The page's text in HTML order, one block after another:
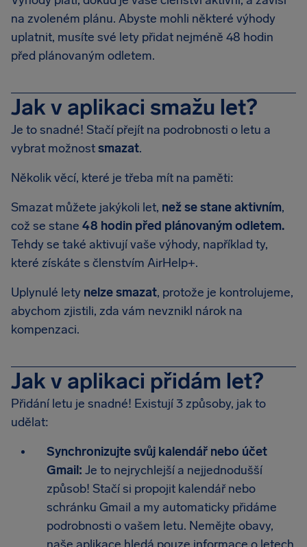
na zvoleném plánu. Abyste mohli některé výhody
uplatnit, musíte své lety přidat nejméně 48 hodin
před plánovaným odletem.
Jak v aplikaci smažu let?
Je to snadné! Stačí přejít na podrobnosti o letu a
vybrat možnostsmazat.
Několik věcí, které je třeba mít na paměti:
Smazat můžete jakýkoli let, než se stane aktivním,
což se stane 48 hodin před plánovaným odletem.
Tehdy se také aktivují vaše výhody, například ty,
které získáte s členstvím AirHelp+.
Uplynulé lety nelze smazat, protože je kontrolujeme,
abychom zjistili, zda vám nevznikl nárok na
kompenzaci.
Jak v aplikaci přidám let?
Přidání letu je snadné! Existují 3 způsoby, jak to
udělat:
Synchronizujte svůj kalendář nebo účet
Gmail: Je to nejrychlejší a nejjednodušší
způsob! Stačí si propojit kalendář nebo
schránku Gmail a my automaticky přidáme
podrobnosti o vašem letu. Nemějte obavy,